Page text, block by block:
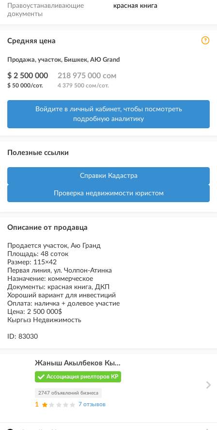
Правоустанавливающие
документы
красная книга
Средняя цена
Продажа, участок, Бишкек, АЮ Grand
$ 2 500 000
$ 50 000/сот.
218 975 000 сом
4 379 500 сом/сот.
Войдите в личный кабинет, чтобы посмотреть
подробную аналитику
Полезные ссылки
Справки Кадастра
Проверка недвижимости юристом
Описание от продавца
Продается участок, Аю Гранд
Площадь: 48 соток
Размер: 115×42
Первая линия, ул. Чолпон-Атинка
Назначение: коммерческое
Документы: красная книга, ДКП
Хороший вариант для инвестиций
Оплата: наличка + долевое участие
Цена: 2 500 000$
Кыргыз Недвижимость
ID: 83030
Жаныш Акылбеков Кы...
Ассоциация риелторов КР
2747 объявлений бизнеса
1 7 отзывов